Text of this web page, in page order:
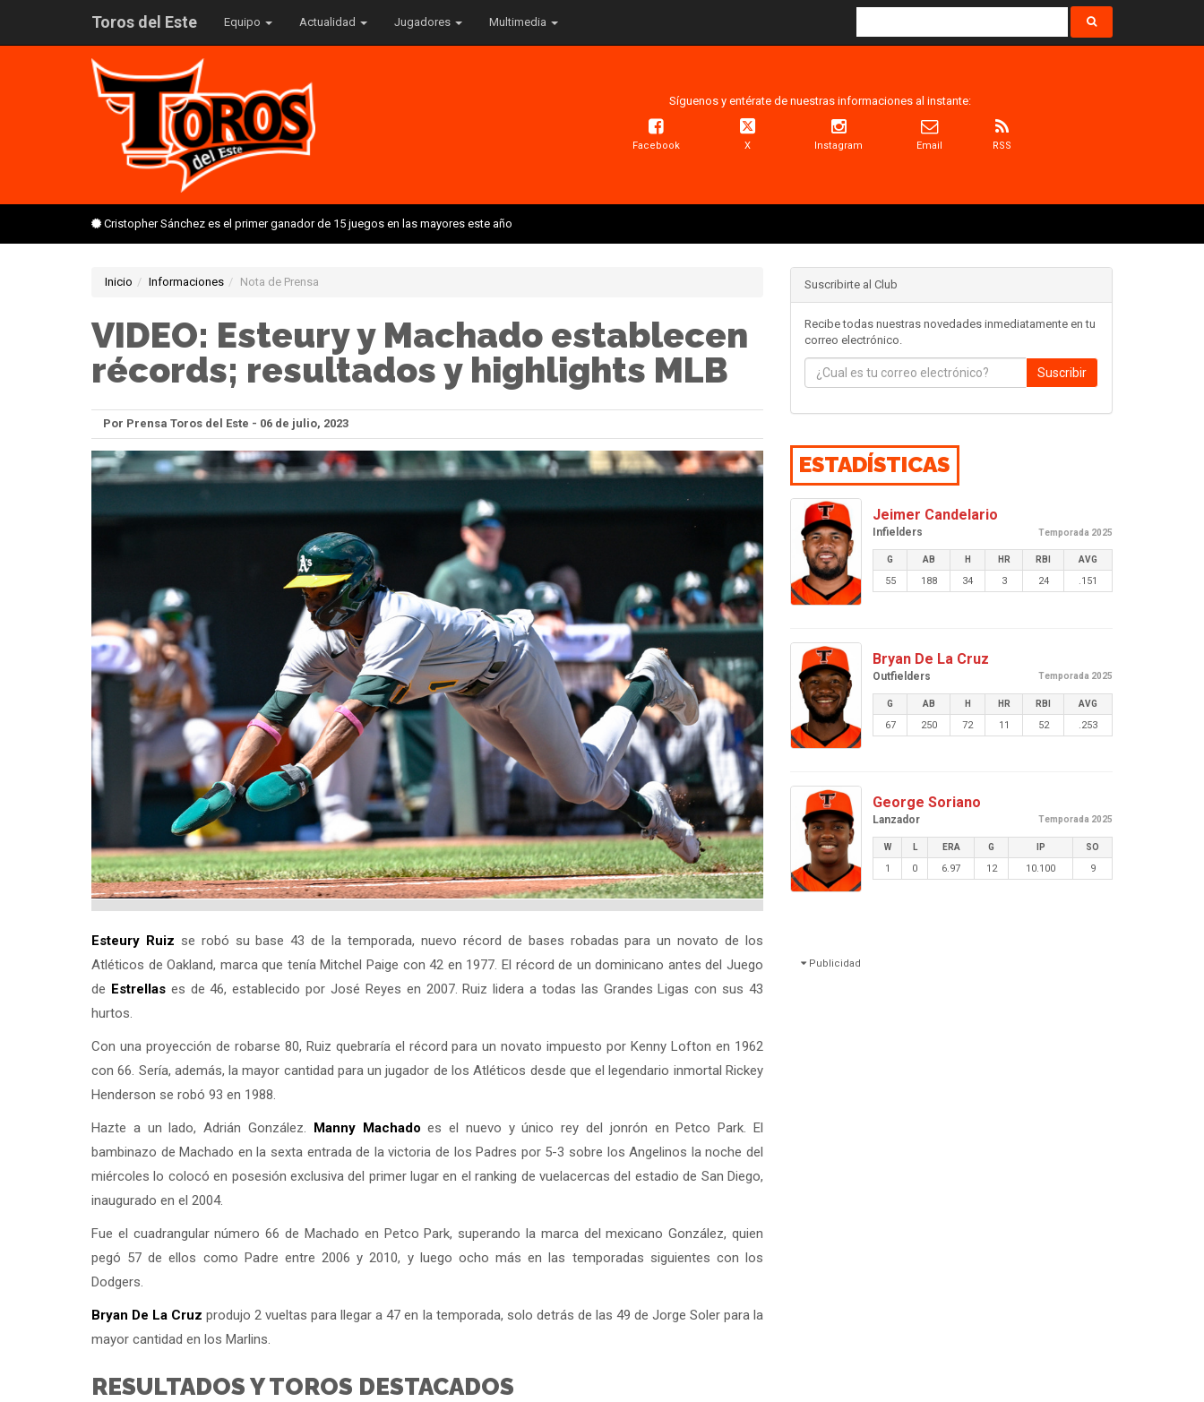
Toros del Este Equipo Actualidad Jugadores Multimedia
Síguenos y entérate de nuestras informaciones al instante:
Facebook X Instagram Email RSS
Cristopher Sánchez es el primer ganador de 15 juegos en las mayores este año
Inicio Informaciones Nota de Prensa
VIDEO: Esteury y Machado establecen
récords; resultados y highlights MLB
Por Prensa Toros del Este - 06 de julio, 2023
Esteury Ruiz se robó su base 43 de la temporada, nuevo récord de bases robadas para un novato de los
Atléticos de Oakland, marca que tenía Mitchel Paige con 42 en 1977. El récord de un dominicano antes del Juego
de Estrellases de 46, establecido por José Reyes en 2007. Ruiz lidera a todas las Grandes Ligas con sus 43
hurtos.
Con una proyección de robarse 80, Ruiz quebraría el récord para un novato impuesto por Kenny Lofton en 1962
con 66. Sería, además, la mayor cantidad para un jugador de los Atléticos desde que el legendario inmortal Rickey
Henderson se robó 93 en 1988.
Hazte a un lado, Adrián González. Manny Machado es el nuevo y único rey del jonrón en Petco Park. El
bambinazo de Machado en la sexta entrada de la victoria de los Padres por 5-3 sobre los Angelinos la noche del
miércoles lo colocó en posesión exclusiva del primer lugar en el ranking de vuelacercas del estadio de San Diego,
inaugurado en el 2004.
Fue el cuadrangular número 66 de Machado en Petco Park, superando la marca del mexicano González, quien
pegó 57 de ellos como Padre entre 2006 y 2010, y luego ocho más en las temporadas siguientes con los
Dodgers.
Bryan De La Cruz produjo 2 vueltas para llegar a 47 en la temporada, solo detrás de las 49 de Jorge Soler para la
mayor cantidad en los Marlins.
RESULTADOS Y TOROS DESTACADOS
Suscribirte al Club
Recibe todas nuestras novedades inmediatamente en tu
correo electrónico.
Suscribir
ESTADÍSTICAS
Jeimer Candelario
Infielders Temporada 2025
G AB H HR RBI AVG
55 188 34 3 24 .151
Bryan De La Cruz
Outfielders Temporada 2025
G AB H HR RBI AVG
67 250 72 11 52 .253
George Soriano
Lanzador Temporada 2025
W L ERA G IP SO
1 0 6.97 12 10.100 9
Publicidad